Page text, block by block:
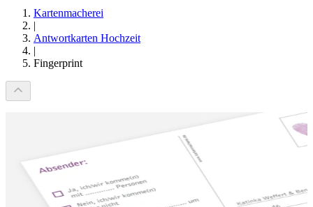
Kartenmacherei
|
Antwortkarten Hochzeit
|
Fingerprint